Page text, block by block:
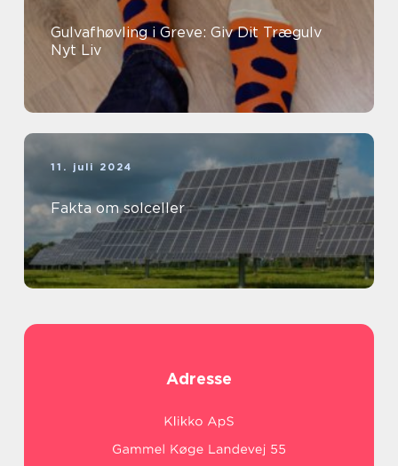
Gulvafhøvling i Greve: Giv Dit Trægulv
Nyt Liv
11. juli 2024
Fakta om solceller
Adresse